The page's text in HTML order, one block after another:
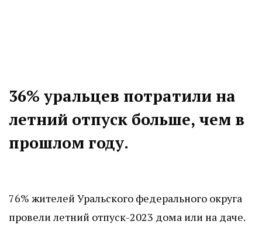
36% уральцев потратили на
летний отпуск больше, чем в
прошлом году.
76% жителей Уральского федерального округа
провели летний отпуск-2023 дома или на даче.